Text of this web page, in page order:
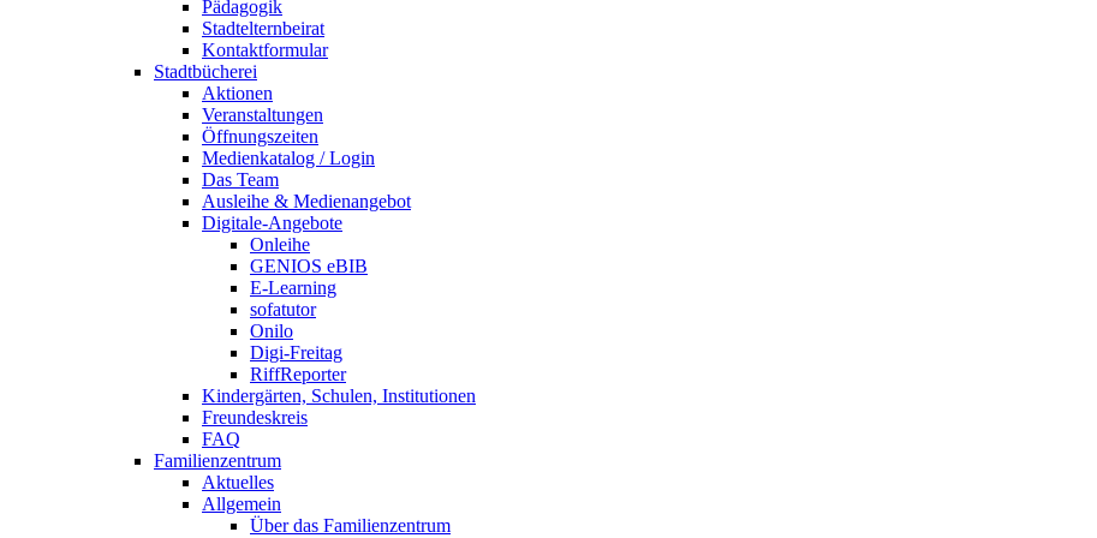
Pädagogik
Stadtelternbeirat
Kontaktformular
Stadtbücherei
Aktionen
Veranstaltungen
Öffnungszeiten
Medienkatalog / Login
Das Team
Ausleihe & Medienangebot
Digitale-Angebote
Onleihe
GENIOS eBIB
E-Learning
sofatutor
Onilo
Digi-Freitag
RiffReporter
Kindergärten, Schulen, Institutionen
Freundeskreis
FAQ
Familienzentrum
Aktuelles
Allgemein
Über das Familienzentrum